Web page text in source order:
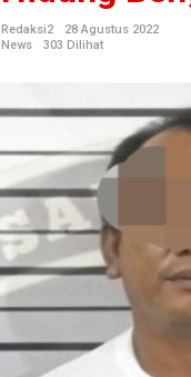
a
T
e
t
g
g
a
n
Redaksi2
28 Agustus 2022
News
303 Dilihat